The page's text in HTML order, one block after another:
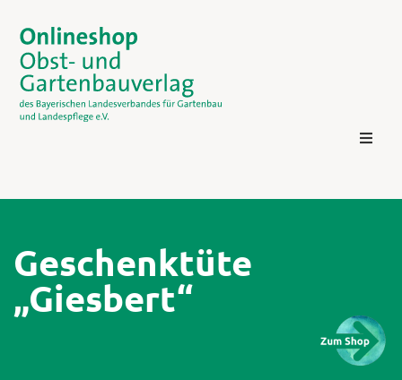
Kontakt
Geschenktüte
„Giesbert“